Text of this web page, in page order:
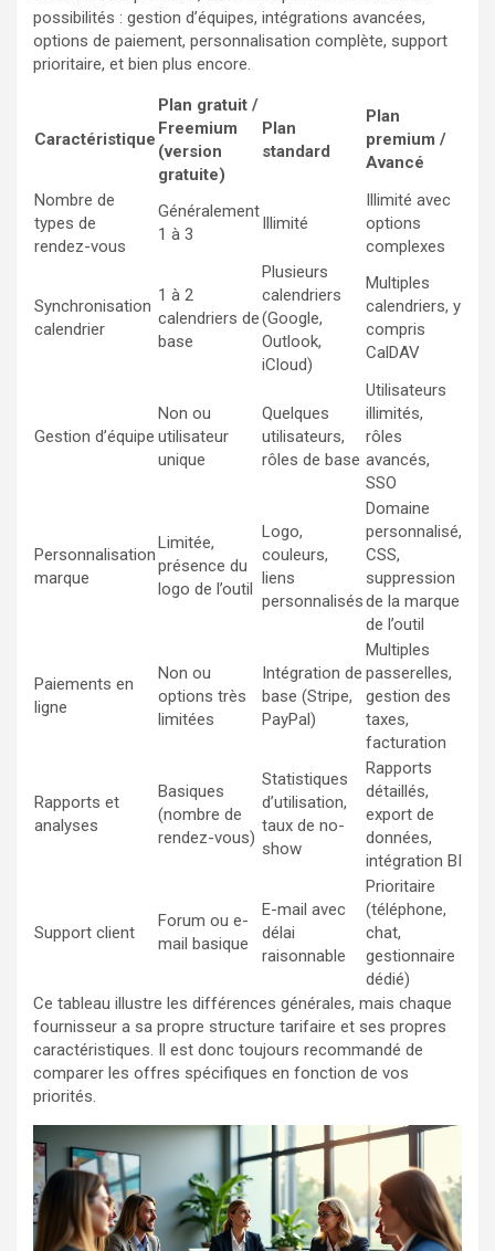
possibilités : gestion d’équipes, intégrations avancées,
options de paiement, personnalisation complète, support
prioritaire, et bien plus encore.
Caractéristique
Plan gratuit /
Freemium
(version
gratuite)
Plan
standard
Plan
premium /
Avancé
Nombre de
types de
rendez-vous
Généralement
1 à 3
Illimité
Illimité avec
options
complexes
Synchronisation
calendrier
1 à 2
calendriers de
base
Plusieurs
calendriers
(Google,
Outlook,
iCloud)
Multiples
calendriers, y
compris
CalDAV
Gestion d’équipe
Non ou
utilisateur
unique
Quelques
utilisateurs,
rôles de base
Utilisateurs
illimités,
rôles
avancés,
SSO
Personnalisation
marque
Limitée,
présence du
logo de l’outil
Logo,
couleurs,
liens
personnalisés
Domaine
personnalisé,
CSS,
suppression
de la marque
de l’outil
Paiements en
ligne
Non ou
options très
limitées
Intégration de
base (Stripe,
PayPal)
Multiples
passerelles,
gestion des
taxes,
facturation
Rapports et
analyses
Basiques
(nombre de
rendez-vous)
Statistiques
d’utilisation,
taux de no-
show
Rapports
détaillés,
export de
données,
intégration BI
Support client
Forum ou e-
mail basique
E-mail avec
délai
raisonnable
Prioritaire
(téléphone,
chat,
gestionnaire
dédié)
Ce tableau illustre les différences générales, mais chaque
fournisseur a sa propre structure tarifaire et ses propres
caractéristiques. Il est donc toujours recommandé de
comparer les offres spécifiques en fonction de vos
priorités.